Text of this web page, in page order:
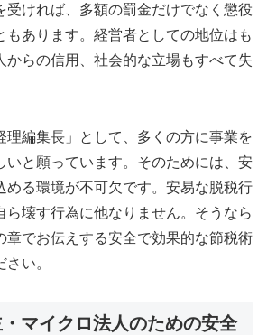
受ければ、多額の罰金だけでなく懲役
もあります。経営者としての地位はも
からの信用、社会的な立場もすべて失
理編集長」として、多くの方に事業を
いと願っています。そのためには、安
める環境が不可欠です。安易な脱税行
ら壊す行為に他なりません。そうなら
章でお伝えする安全で効果的な節税術
い。
マイクロ法人のための安全